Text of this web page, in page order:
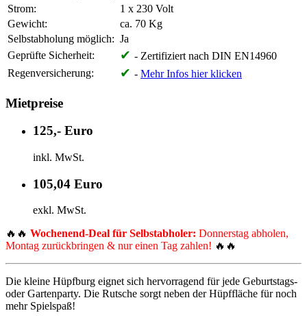
Strom:
1 x 230 Volt
Gewicht:
ca. 70 Kg
Selbstabholung möglich: Ja
Geprüfte Sicherheit:
✔ - Zertifiziert nach DIN EN14960
Regenversicherung:
✔ - Mehr Infos hier klicken
Mietpreise
125,- Euro
inkl. MwSt.
105,04 Euro
exkl. MwSt.
🔥🔥 Wochenend-Deal für Selbstabholer: Donnerstag abholen,
Montag zurückbringen & nur einen Tag zahlen! 🔥🔥
Die kleine Hüpfburg eignet sich hervorragend für jede Geburtstags-
oder Gartenparty. Die Rutsche sorgt neben der Hüpffläche für noch
mehr Spielspaß!